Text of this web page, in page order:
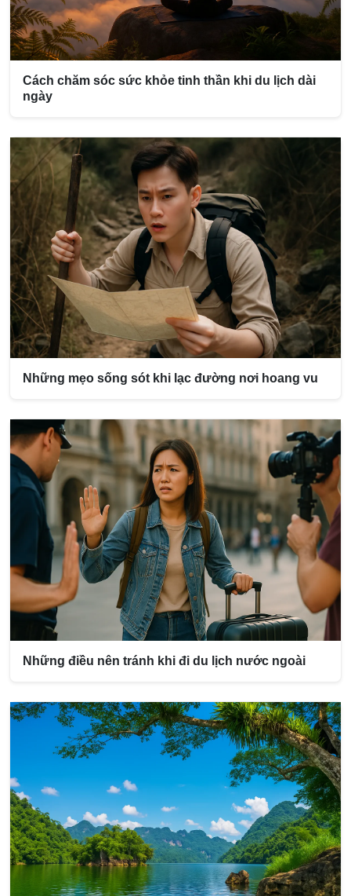
Cách chăm sóc sức khỏe tinh thần khi du lịch dài
ngày
Những mẹo sống sót khi lạc đường nơi hoang vu
Những điều nên tránh khi đi du lịch nước ngoài